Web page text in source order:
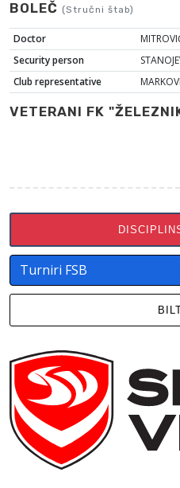
BOLEČ (Stručni štab)
Doctor
Security person
Club representative
VETERANI FK